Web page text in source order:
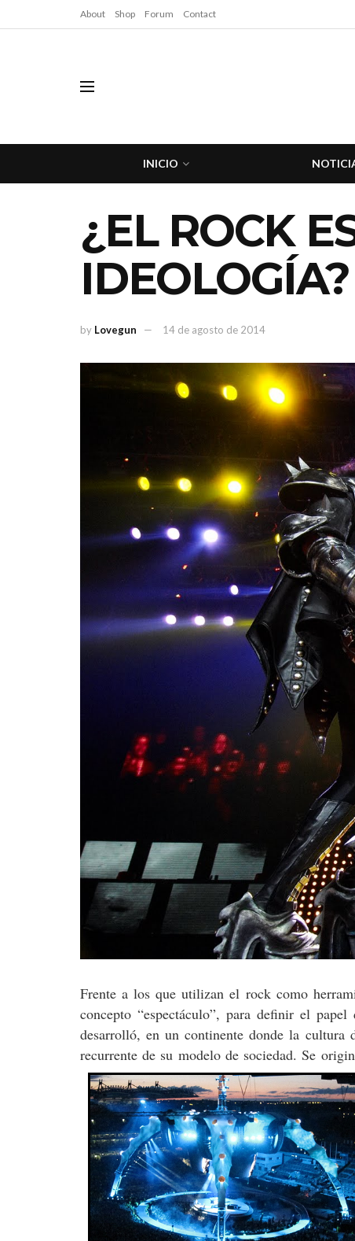
About Shop Forum Contact
INICIO
¿EL ROCK
IDEOLOGÍA?
by Lovegun 14 de agosto de 2014
Frente a los que utilizan el rock como
concepto “espectáculo”, para definir el
desarrolló, en un continente donde la cultura
recurrente de su modelo de sociedad. Se